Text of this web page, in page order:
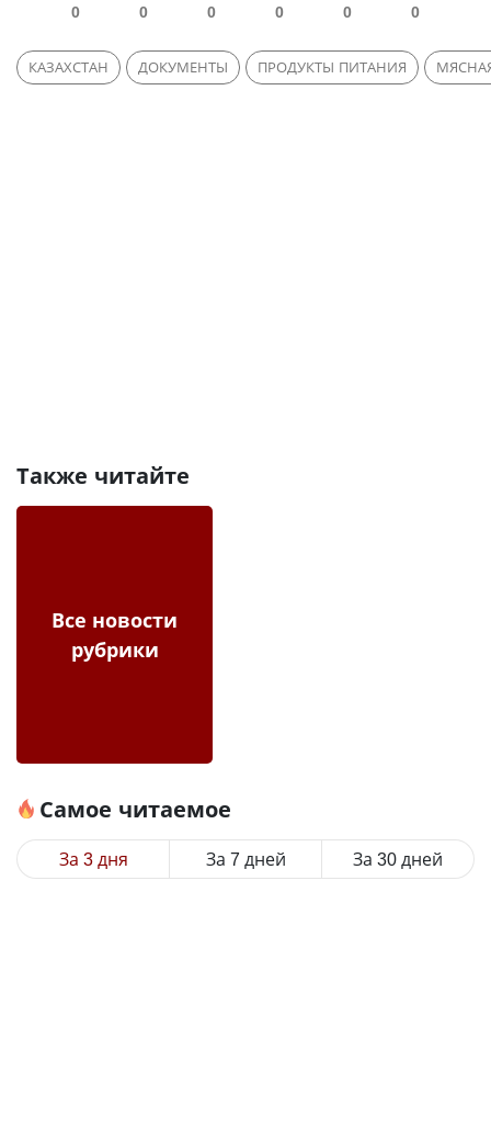
0 0 0 0 0 0
КАЗАХСТАН ДОКУМЕНТЫ ПРОДУКТЫ ПИТАНИЯ
Также читайте
Все новости
рубрики
Самое читаемое
За 3 дня За 7 дней За 30 дней